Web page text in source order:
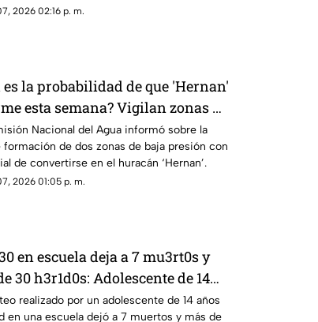
2026 02:16 p. m.
es la probabilidad de que 'Hernan'
esta semana? Vigilan zonas de
con potencial de
ciclónico
Nacional del Agua informó sobre la
formación de dos zonas de baja presión con
de convertirse en el huracán ‘Hernan’.
2026 01:05 p. m.
en escuela deja a 7 mu3rt0s y
30 h3r1d0s: Adolescente de 14
m4s4cr3 en plantel escolar
realizado por un adolescente de 14 años
en una escuela dejó a 7 muertos y más de